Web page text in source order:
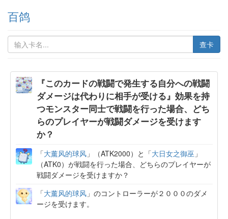
百鸽
查卡
『このカードの戦闘で発生する自分への戦闘
ダメージは代わりに相手が受ける』効果を持
つモンスター同士で戦闘を行った場合、どち
らのプレイヤーが戦闘ダメージを受けます
か？
「大薰风的球风 」（ATK2000）と「大日女之御巫 」
（ATK0）が戦闘を行った場合、どちらのプレイヤーが
戦闘ダメージを受けますか？
「大薰风的球风 」のコントローラーが２０００のダメ
ージを受けます。